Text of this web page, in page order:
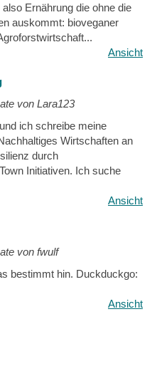
Ernährung die ohne die
auskommt: bioveganer
Ansicht
von Lara123
ich schreibe meine
Wirtschaften an
durch
Initiativen. Ich suche
Ansicht
von fwulf
bestimmt hin. Duckduckgo:
Ansicht